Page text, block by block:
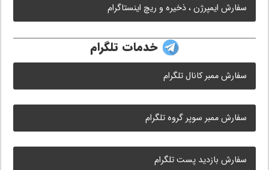
سفارش ایمپرژن ، ذخیره و ریچ اینستاگرام
خدمات تلگرام
سفارش ممبر کانال تلگرام
سفارش ممبر سوپر گروه تلگرام
سفارش بازدید پست تلگرام